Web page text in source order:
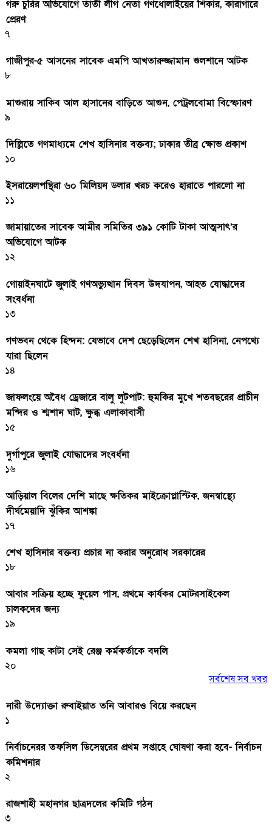
গরু চুরির অভিযোগে তাঁতী লীগ নেতা গণধোলাইয়ের শিকার, কারাগারে
প্রেরণ
৭
গাজীপুর-৫ আসনের সাবেক এমপি আখতারুজ্জামান গুলশানে আটক
৮
মাগুরায় সাকিব আল হাসানের বাড়িতে আগুন, পেট্রলবোমা বিস্ফোরণ
৯
দিল্লিতে গণমাধ্যমে শেখ হাসিনার বক্তব্য; ঢাকার তীব্র ক্ষোভ প্রকাশ
১০
ইসরায়েলপন্থিরা ৬০ মিলিয়ন ডলার খরচ করেও হারাতে পারলো না
১১
জামায়াতের সাবেক আমীর সমিতির ৩৯১ কোটি টাকা আত্মসাৎ’র
অভিযোগে আটক
১২
গোয়াইনঘাটে জুলাই গণঅভ্যুত্থান দিবস উদযাপন, আহত যোদ্ধাদের
সংবর্ধনা
১৩
গণভবন থেকে হিন্দন: যেভাবে দেশ ছেড়েছিলেন শেখ হাসিনা, নেপথ্যে
যারা ছিলেন
১৪
জাফলংয়ে অবৈধ ড্রেজারে বালু লুটপাট: হুমকির মুখে শতবছরের প্রাচীন
মন্দির ও শ্মশান ঘাট, ক্ষুব্ধ এলাকাবাসী
১৫
দুর্গাপুরে জুলাই যোদ্ধাদের সংবর্ধনা
১৬
আড়িয়াল বিলের দেশি মাছে ক্ষতিকর মাইক্রোপ্লাস্টিক, জনস্বাস্থ্যে
দীর্ঘমেয়াদি ঝুঁকির আশঙ্কা
১৭
শেখ হাসিনার বক্তব্য প্রচার না করার অনুরোধ সরকারের
১৮
আবার সক্রিয় হচ্ছে ফুয়েল পাস, প্রথমে কার্যকর মোটরসাইকেল
চালকদের জন্য
১৯
কমলা গাছ কাটা সেই রেঞ্জ কর্মকর্তাকে বদলি
২০
সর্বশেষ সব খবর
নারী উদ্যোক্তা রুবাইয়াত তনি আবারও বিয়ে করছেন
১
নির্বাচনেরর তফসিল ডিসেম্বরের প্রথম সপ্তাহে ঘোষণা করা হবে- নির্বাচন
কমিশনার
২
রাজশাহী মহানগর ছাত্রদলের কমিটি গঠন
৩